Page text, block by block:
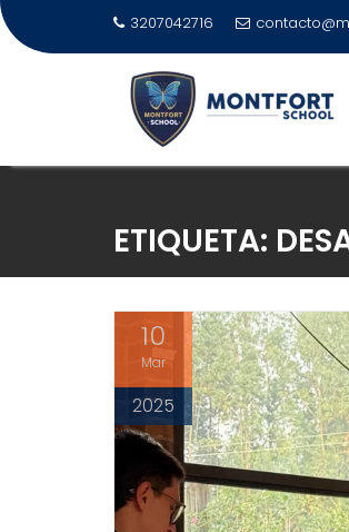
3207042716
ETIQUETA:
10
Mar
2025